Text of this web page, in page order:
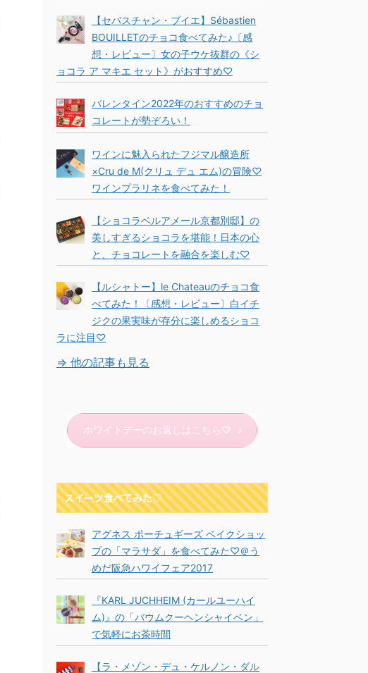
【セバスチャン・ブイエ】Sébastien
BOUILLETのチョコ食べてみた♪〔感
想・レビュー〕女の子ウケ抜群の《シ
ョコラ ア マキエ セット》がおすすめ♡
バレンタイン2022年のおすすめのチョ
コレートが勢ぞろい！
ワインに魅入られたフジマル醸造所
×Cru de M(クリュ デュ エム)の冒険♡
ワインプラリネを食べてみた！
【ショコラベルアメール京都別邸】の
美しすぎるショコラを堪能！日本の心
と、チョコレートを融合を楽しむ♡
【ルシャトー】le Chateauのチョコ食
べてみた！〔感想・レビュー〕白イチ
ジクの果実味が存分に楽しめるショコ
ラに注目♡
⇒ 他の記事も見る
ホワイトデーのお返しはこちら♡
スイーツ食べてみた♡
アグネス ポーチュギーズ ベイクショッ
プの「マラサダ」を食べてみた♡＠う
めだ阪急ハワイフェア2017
『KARL JUCHHEIM (カールユーハイ
ム)』の「バウムクーヘンシャイベン」
で気軽にお茶時間
【ラ・メゾン・デュ・ケルノン・ダル